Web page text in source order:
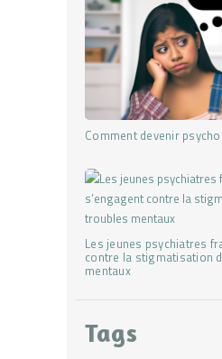
Comment devenir
Les jeunes psychiatres
contre la stigmatisation
mentaux
Tags